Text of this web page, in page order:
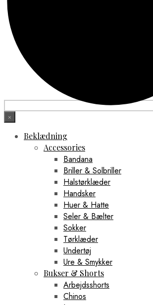
×
Beklædning
Accessories
Bandana
Briller & Solbriller
Halstørklæder
Handsker
Huer & Hatte
Seler & Bælter
Sokker
Tørklæder
Undertøj
Ure & Smykker
Bukser & Shorts
Arbejdsshorts
Chinos